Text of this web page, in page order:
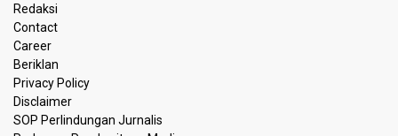
Ditahan Imbang Singapura 1-1
Pemerintah Matangkan Rencana Pembaruan Buku Ajar
Nasional
Redaksi
Contact
Career
Beriklan
Privacy Policy
Disclaimer
SOP Perlindungan Jurnalis